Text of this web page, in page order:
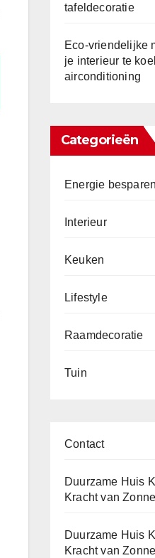
tafeldecoratie
Eco-vriendelijke
je interieur te
airconditioning
Categorieën
Energie besparen
Interieur
Keuken
Lifestyle
Raamdecoratie
Tuin
Contact
Duurzame Huis
Kracht van
Duurzame Huis
Kracht van